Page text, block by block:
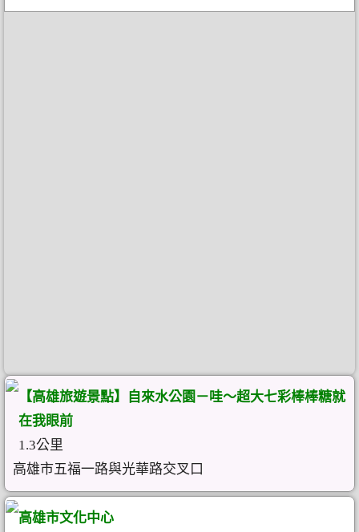
【高雄旅遊景點】自來水公園－哇～超大七彩棒棒糖就
在我眼前
1.3公里
高雄市五福一路與光華路交叉口
高雄市文化中心